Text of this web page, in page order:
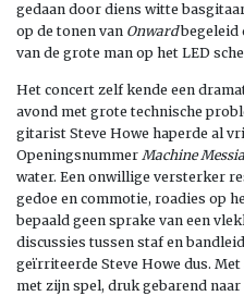
gedaan door diens witte
op de tonen van Onwardbegeleid
van de grote man op het LED
Het concert zelf kende een
avond met grote technische
gitarist Steve Howe haperde al
Openingsnummer Machine
water. Een onwillige versterker
gedoe en commotie, roadies op
bepaald geen sprake van een
discussies tussen staf en
geïrriteerde Steve Howe dus.
met zijn spel, druk gebarend